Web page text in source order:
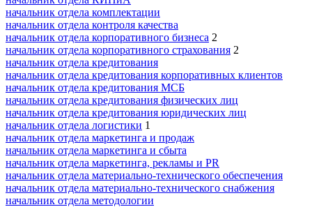
начальник отдела комплектации
начальник отдела контроля качества
начальник отдела корпоративного бизнеса 2
начальник отдела корпоративного страхования 2
начальник отдела кредитования
начальник отдела кредитования корпоративных клиентов
начальник отдела кредитования МСБ
начальник отдела кредитования физических лиц
начальник отдела кредитования юридических лиц
начальник отдела логистики 1
начальник отдела маркетинга и продаж
начальник отдела маркетинга и сбыта
начальник отдела маркетинга, рекламы и PR
начальник отдела материально-технического обеспечения
начальник отдела материально-технического снабжения
начальник отдела методологии